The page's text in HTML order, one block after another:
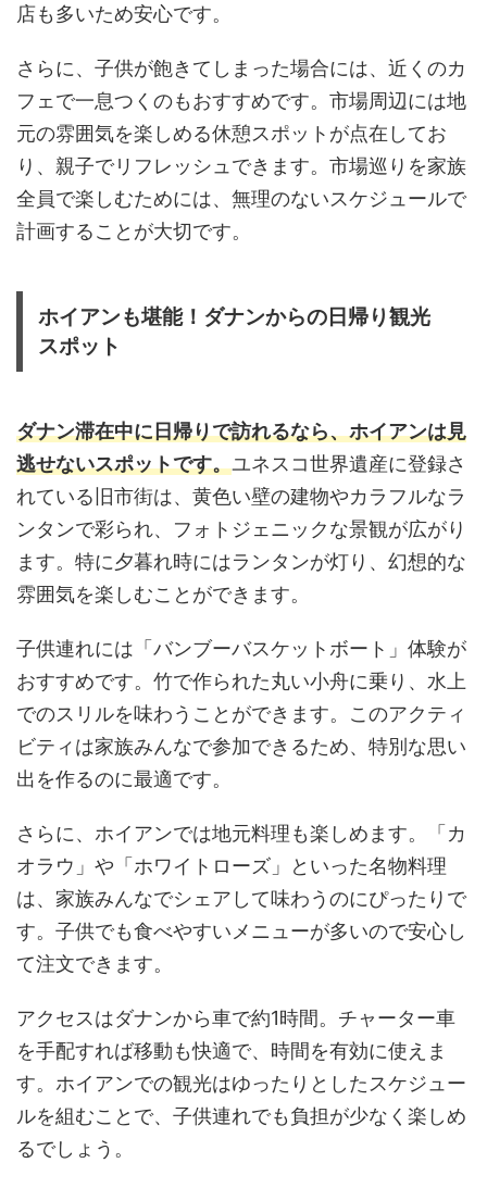
店も多いため安心です。
さらに、子供が飽きてしまった場合には、近くのカ
フェで一息つくのもおすすめです。市場周辺には地
元の雰囲気を楽しめる休憩スポットが点在してお
り、親子でリフレッシュできます。市場巡りを家族
全員で楽しむためには、無理のないスケジュールで
計画することが大切です。
ホイアンも堪能！ダナンからの日帰り観光
スポット
ダナン滞在中に日帰りで訪れるなら、ホイアンは見
逃せないスポットです。ユネスコ世界遺産に登録さ
れている旧市街は、黄色い壁の建物やカラフルなラ
ンタンで彩られ、フォトジェニックな景観が広がり
ます。特に夕暮れ時にはランタンが灯り、幻想的な
雰囲気を楽しむことができます。
子供連れには「バンブーバスケットボート」体験が
おすすめです。竹で作られた丸い小舟に乗り、水上
でのスリルを味わうことができます。このアクティ
ビティは家族みんなで参加できるため、特別な思い
出を作るのに最適です。
さらに、ホイアンでは地元料理も楽しめます。「カ
オラウ」や「ホワイトローズ」といった名物料理
は、家族みんなでシェアして味わうのにぴったりで
す。子供でも食べやすいメニューが多いので安心し
て注文できます。
アクセスはダナンから車で約1時間。チャーター車
を手配すれば移動も快適で、時間を有効に使えま
す。ホイアンでの観光はゆったりとしたスケジュー
ルを組むことで、子供連れでも負担が少なく楽しめ
るでしょう。